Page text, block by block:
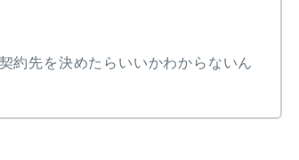
約先を決めたらいいかわからないん